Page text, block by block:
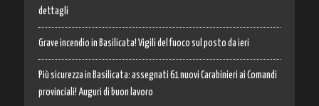
dettagli
Grave incendio in Basilicata! Vigili del fuoco sul posto da ieri
Più sicurezza in Basilicata: assegnati 61 nuovi Carabinieri ai Comandi
provinciali! Auguri di buon lavoro